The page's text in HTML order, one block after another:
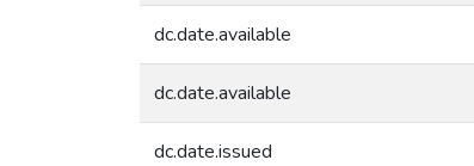
dc.date.available
dc.date.available
dc.date.issued